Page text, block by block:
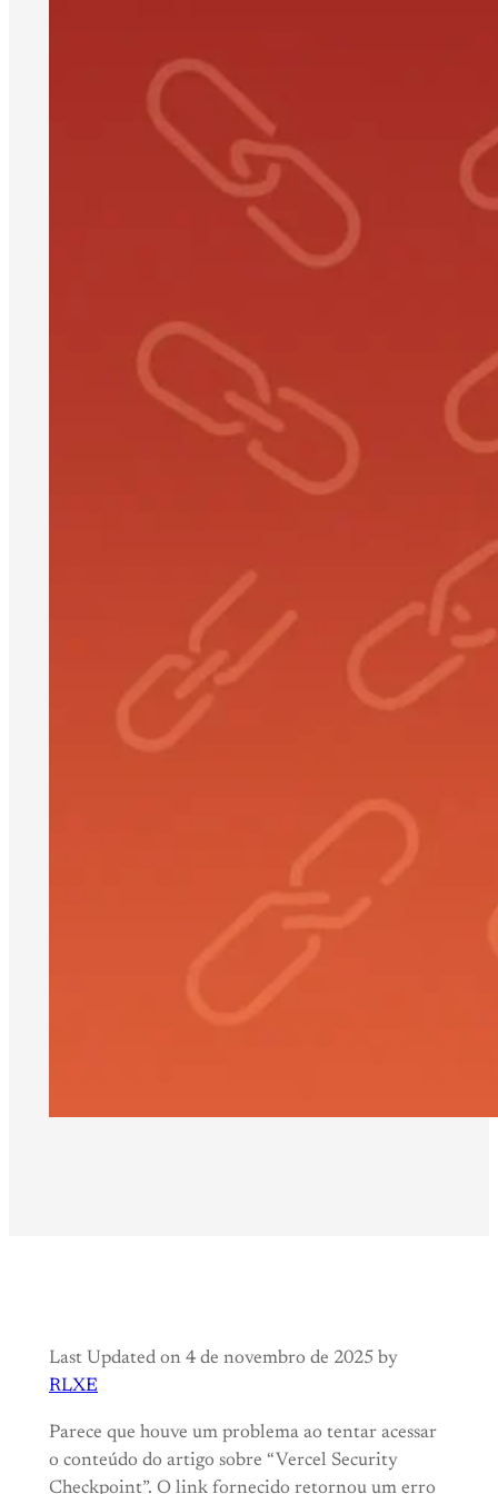
Last Updated on 4 de novembro de 2025 by
RLXE
Parece que houve um problema ao tentar acessar
o conteúdo do artigo sobre “Vercel Security
Checkpoint”. O link fornecido retornou um erro